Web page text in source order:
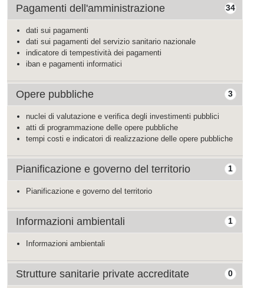
34
Pagamenti dell'amministrazione
dati sui pagamenti
dati sui pagamenti del servizio sanitario nazionale
indicatore di tempestività dei pagamenti
iban e pagamenti informatici
3
Opere pubbliche
nuclei di valutazione e verifica degli investimenti pubblici
atti di programmazione delle opere pubbliche
tempi costi e indicatori di realizzazione delle opere pubbliche
1
Pianificazione e governo del territorio
Pianificazione e governo del territorio
1
Informazioni ambientali
Informazioni ambientali
0
Strutture sanitarie private accreditate